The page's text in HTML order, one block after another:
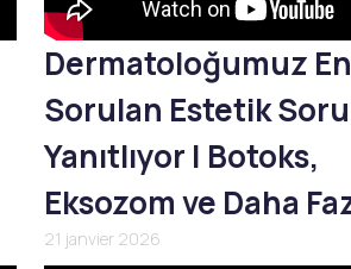
Dermatoloğumuz
Sorulan Estetik
Yanıtlıyor | Botoks,
Eksozom ve Daha
21 janvier 2026